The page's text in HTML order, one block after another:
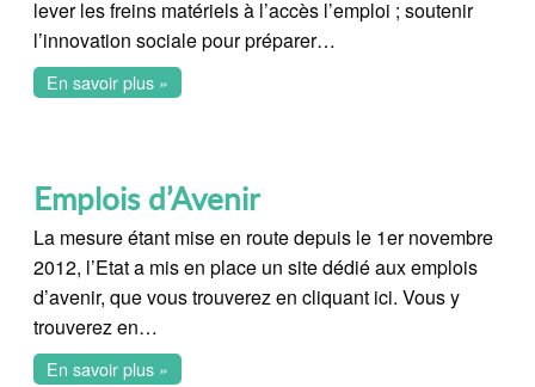
lever les freins matériels à l’accès l’emploi ; soutenir
l’innovation sociale pour préparer…
En savoir plus »
Emplois d’Avenir
La mesure étant mise en route depuis le 1er novembre
2012, l’Etat a mis en place un site dédié aux emplois
d’avenir, que vous trouverez en cliquant ici. Vous y
trouverez en…
En savoir plus »